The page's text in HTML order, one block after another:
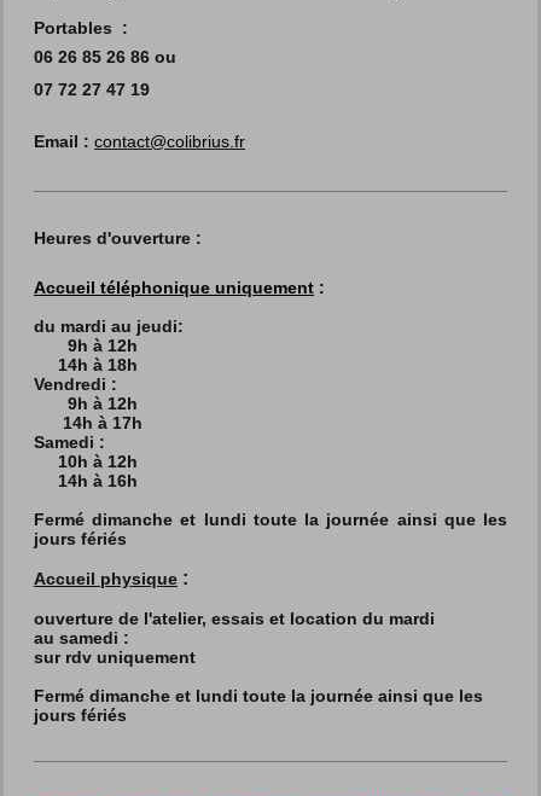
Portables :
06 26 85 26 86 ou
07 72 27 47 19
Email : contact@colibrius.fr
Heures d'ouverture :
Accueil téléphonique uniquement :
du mardi au jeudi:
9h à 12h
14h à 18h
Vendredi :
9h à 12h
14h à 17h
Samedi :
10h à 12h
14h à 16h
Fermé dimanche et lundi toute la journée ainsi que les
jours fériés
Accueil physique :
ouverture de l'atelier, essais et location du mardi
au samedi :
sur rdv uniquement
Fermé dimanche et lundi toute la journée ainsi que les
jours fériés